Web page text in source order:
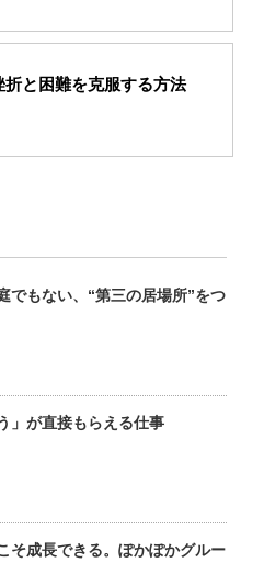
折と困難を克服する方法
でもない、“第三の居場所”をつ
」が直接もらえる仕事
そ成長できる。ぽかぽかグルー